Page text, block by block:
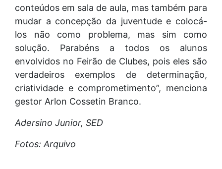
conteúdos em sala de aula, mas também para
mudar a concepção da juventude e colocá-
los não como problema, mas sim como
solução. Parabéns a todos os alunos
envolvidos no Feirão de Clubes, pois eles são
verdadeiros exemplos de determinação,
criatividade e comprometimento”, menciona
gestor Arlon Cossetin Branco.
Adersino Junior, SED
Fotos: Arquivo